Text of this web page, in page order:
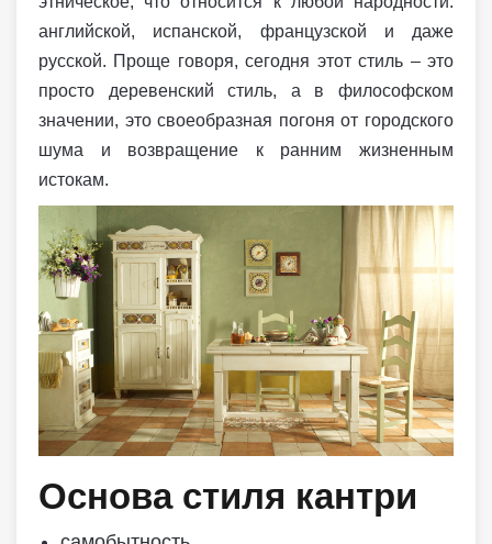
английской, испанской, французской и даже
русской. Проще говоря, сегодня этот стиль – это
просто деревенский стиль, а в философском
значении, это своеобразная погоня от городского
шума и возвращение к ранним жизненным
истокам.
Основа стиля кантри